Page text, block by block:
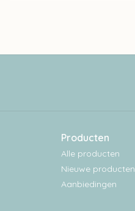
Producten
Alle producten
Nieuwe producten
Aanbiedingen